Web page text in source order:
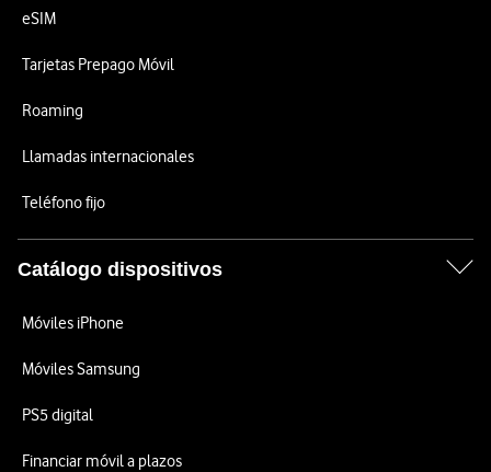
eSIM
Tarjetas Prepago Móvil
Roaming
Llamadas internacionales
Teléfono fijo
Catálogo dispositivos
Móviles iPhone
Móviles Samsung
PS5 digital
Financiar móvil a plazos